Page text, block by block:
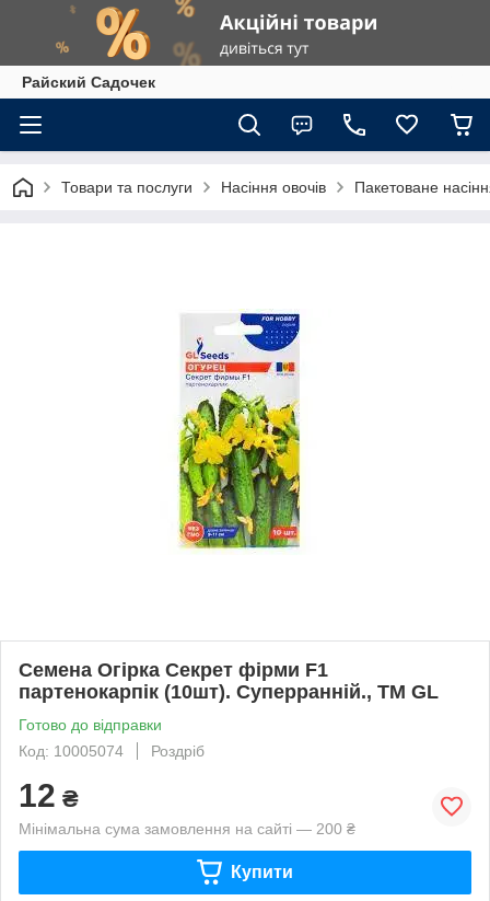
Райский Садочек
Товари та послуги Насіння овочів Пакетоване
Семена Огірка Секрет фірми F1
партенокарпік (10шт). Суперранній., TM GL
Готово до відправки
Код: 10005074
Роздріб
12 ₴
Мінімальна сума замовлення на сайті — 200 ₴
Купити